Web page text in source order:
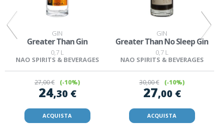
GIN
Greater Than Gin
0,7 L
NAO SPIRITS & BEVERAGES
27,00 € (-10%)
24,30 €
ACQUISTA
GIN
Greater Than No Sleep Gin
0,7 L
NAO SPIRITS & BEVERAGES
30,00 € (-10%)
27,00 €
ACQUISTA